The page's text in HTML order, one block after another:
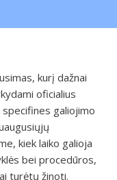
kurį dažnai
oficialius
galiojimo
kiek laiko galioja
bei procedūros,
turėtų žinoti.